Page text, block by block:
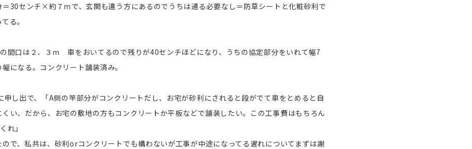
＝30センチ×約７ｍで、玄関も違う方にあるのでうちは通る必要なし＝防草シートと化粧砂利で
る。
間口は２．３ｍ 車をおいてるので残りが40センチほどになり、うちの協定部分をいれて幅7
になる。コンクリート舗装済み。
申し出で、「A側の竿部分がコンクリートだし、お宅が砂利にされると段がでて車をとめると自
い、だから、お宅の敷地の方もコンクリートか平板などで舗装したい。この工事費はもちろん
れ」
ので、私共は、砂利orコンクリートでも構わないが工事が中途になってる遅れについてまずは謝